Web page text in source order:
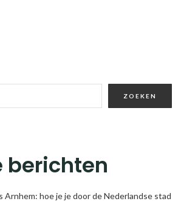
ZOEKEN
berichten
Arnhem: hoe je je door de Nederlandse stad